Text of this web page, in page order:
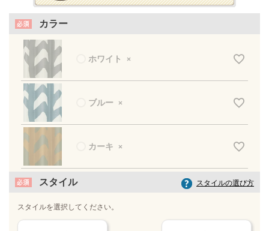
カラー
ホワイト ×
ブルー ×
カーキ ×
スタイル スタイルの選び方
スタイルを選択してください。